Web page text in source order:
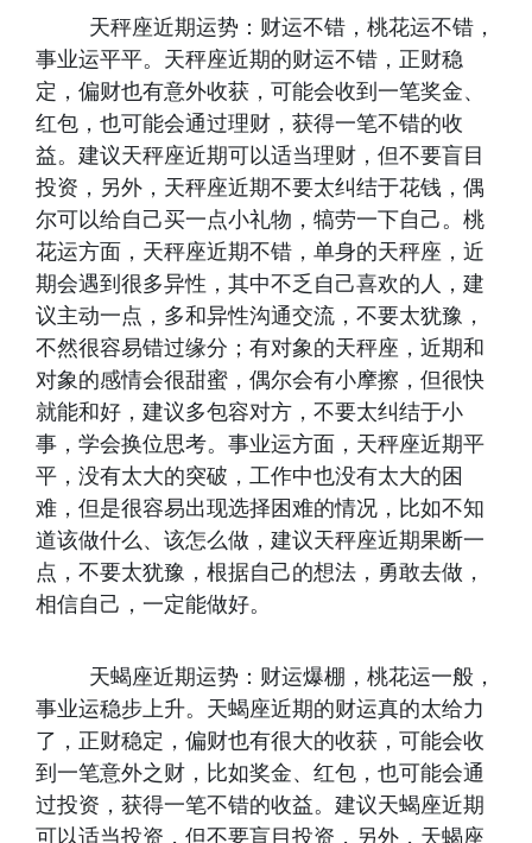
天秤座近期运势：财运不错，桃花运不错，
事业运平平。天秤座近期的财运不错，正财稳
定，偏财也有意外收获，可能会收到一笔奖金、
红包，也可能会通过理财，获得一笔不错的收
益。建议天秤座近期可以适当理财，但不要盲目
投资，另外，天秤座近期不要太纠结于花钱，偶
尔可以给自己买一点小礼物，犒劳一下自己。桃
花运方面，天秤座近期不错，单身的天秤座，近
期会遇到很多异性，其中不乏自己喜欢的人，建
议主动一点，多和异性沟通交流，不要太犹豫，
不然很容易错过缘分；有对象的天秤座，近期和
对象的感情会很甜蜜，偶尔会有小摩擦，但很快
就能和好，建议多包容对方，不要太纠结于小
事，学会换位思考。事业运方面，天秤座近期平
平，没有太大的突破，工作中也没有太大的困
难，但是很容易出现选择困难的情况，比如不知
道该做什么、该怎么做，建议天秤座近期果断一
点，不要太犹豫，根据自己的想法，勇敢去做，
相信自己，一定能做好。
天蝎座近期运势：财运爆棚，桃花运一般，
事业运稳步上升。天蝎座近期的财运真的太给力
了，正财稳定，偏财也有很大的收获，可能会收
到一笔意外之财，比如奖金、红包，也可能会通
过投资，获得一笔不错的收益。建议天蝎座近期
可以适当投资，但不要盲目投资，另外，天蝎座